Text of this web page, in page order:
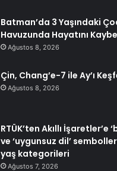
Batman’da 3 Yaşındaki
Havuzunda Hayatını
Ağustos 8, 2026
Çin, Chang’e-7 ile Ay’ı
Ağustos 8, 2026
RTÜK’ten Akıllı İşaretler’e
ve ‘uygunsuz dil’
yaş kategorileri
Ağustos 7, 2026